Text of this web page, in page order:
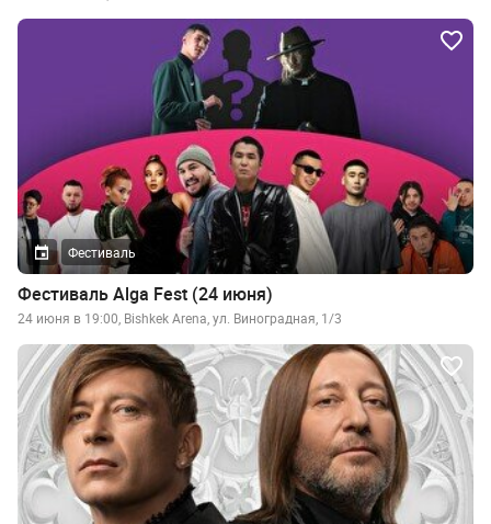
Фестиваль
Фестиваль Alga Fest (24 июня)
24 июня в 19:00, Bishkek Arena, ул. Виноградная, 1/3